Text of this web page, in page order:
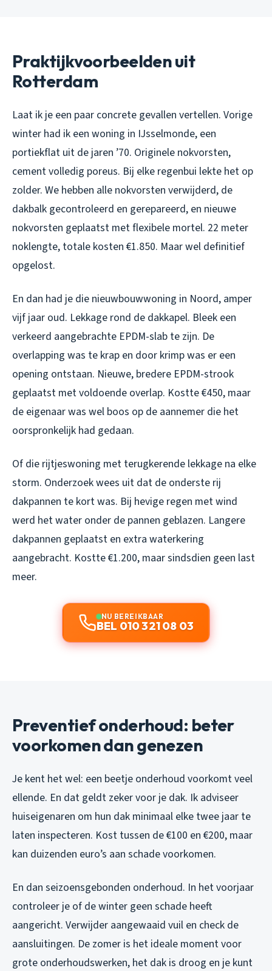
Praktijkvoorbeelden uit
Rotterdam
Laat ik je een paar concrete gevallen vertellen. Vorige
winter had ik een woning in IJsselmonde, een
portiekflat uit de jaren ’70. Originele nokvorsten,
cement volledig poreus. Bij elke regenbui lekte het op
zolder. We hebben alle nokvorsten verwijderd, de
dakbalk gecontroleerd en gerepareerd, en nieuwe
nokvorsten geplaatst met flexibele mortel. 22 meter
noklengte, totale kosten €1.850. Maar wel definitief
opgelost.
En dan had je die nieuwbouwwoning in Noord, amper
vijf jaar oud. Lekkage rond de dakkapel. Bleek een
verkeerd aangebrachte EPDM-slab te zijn. De
overlapping was te krap en door krimp was er een
opening ontstaan. Nieuwe, bredere EPDM-strook
geplaatst met voldoende overlap. Kostte €450, maar
de eigenaar was wel boos op de aannemer die het
oorspronkelijk had gedaan.
Of die rijtjeswoning met terugkerende lekkage na elke
storm. Onderzoek wees uit dat de onderste rij
dakpannen te kort was. Bij hevige regen met wind
werd het water onder de pannen geblazen. Langere
dakpannen geplaatst en extra waterkering
aangebracht. Kostte €1.200, maar sindsdien geen last
meer.
NU BEREIKBAAR
BEL 010 321 08 03
Preventief onderhoud: beter
voorkomen dan genezen
Je kent het wel: een beetje onderhoud voorkomt veel
ellende. En dat geldt zeker voor je dak. Ik adviseer
huiseigenaren om hun dak minimaal elke twee jaar te
laten inspecteren. Kost tussen de €100 en €200, maar
kan duizenden euro’s aan schade voorkomen.
En dan seizoensgebonden onderhoud. In het voorjaar
controleer je of de winter geen schade heeft
aangericht. Verwijder aangewaaid vuil en check de
aansluitingen. De zomer is het ideale moment voor
grote onderhoudswerken, het dak is droog en je kunt